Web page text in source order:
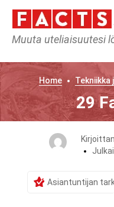
Muuta uteliaisuutesi
Home Tekniikka
29
Asiantuntijan